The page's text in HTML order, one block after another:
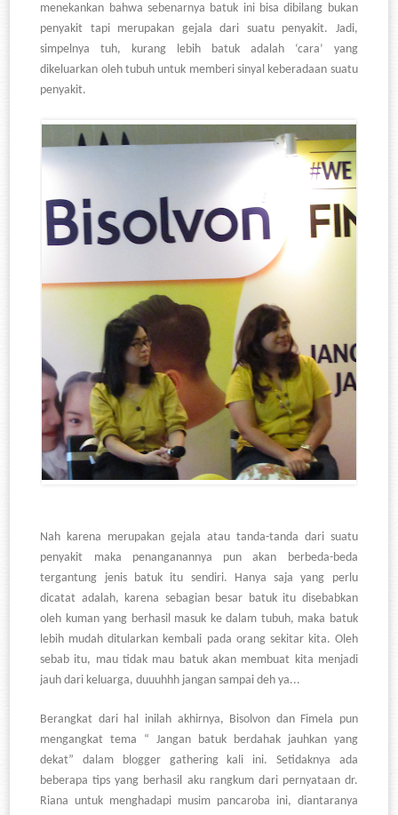
menekankan bahwa sebenarnya batuk ini bisa dibilang bukan
penyakit tapi merupakan gejala dari suatu penyakit. Jadi,
simpelnya tuh, kurang lebih batuk adalah ‘cara’ yang
dikeluarkan oleh tubuh untuk memberi sinyal keberadaan suatu
penyakit.
Nah karena merupakan gejala atau tanda-tanda dari suatu
penyakit maka penanganannya pun akan berbeda-beda
tergantung jenis batuk itu sendiri. Hanya saja yang perlu
dicatat adalah, karena sebagian besar batuk itu disebabkan
oleh kuman yang berhasil masuk ke dalam tubuh, maka batuk
lebih mudah ditularkan kembali pada orang sekitar kita. Oleh
sebab itu, mau tidak mau batuk akan membuat kita menjadi
jauh dari keluarga, duuuhhh jangan sampai deh ya...
Berangkat dari hal inilah akhirnya, Bisolvon dan Fimela pun
mengangkat tema “ Jangan batuk berdahak jauhkan yang
dekat” dalam blogger gathering kali ini. Setidaknya ada
beberapa tips yang berhasil aku rangkum dari pernyataan dr.
Riana untuk menghadapi musim pancaroba ini, diantaranya